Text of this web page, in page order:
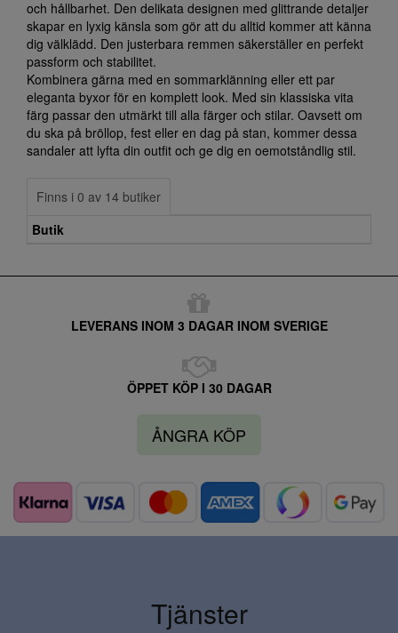
och hållbarhet. Den delikata designen med glittrande detaljer
skapar en lyxig känsla som gör att du alltid kommer att känna
dig välklädd. Den justerbara remmen säkerställer en perfekt
passform och stabilitet.
Kombinera gärna med en sommarklänning eller ett par
eleganta byxor för en komplett look. Med sin klassiska vita
färg passar den utmärkt till alla färger och stilar. Oavsett om
du ska på bröllop, fest eller en dag på stan, kommer dessa
sandaler att lyfta din outfit och ge dig en oemotståndlig stil.
Finns i 0 av 14 butiker
Butik
LEVERANS INOM 3 DAGAR INOM SVERIGE
ÖPPET KÖP I 30 DAGAR
ÅNGRA KÖP
Tjänster